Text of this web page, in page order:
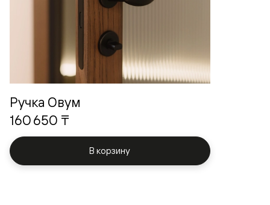
Ручка Овум
160 650 ₸
В корзину